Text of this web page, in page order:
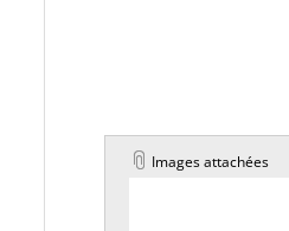
Images attachées